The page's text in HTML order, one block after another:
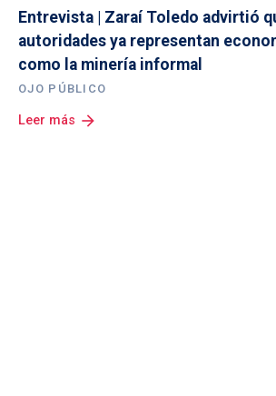
Entrevista | Zaraí Toledo advirtió
autoridades ya representan
como la minería informal
OJO PÚBLICO
Leer más arrow_forward